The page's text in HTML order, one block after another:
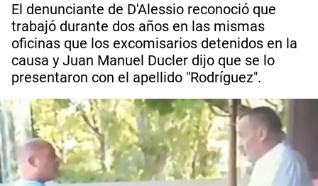
El denunciante de D'Alessio reconoció que
trabajó durante dos años en las mismas
oficinas que los excomisarios detenidos en la
causa y Juan Manuel Ducler dijo que se lo
presentaron con el apellido "Rodríguez".